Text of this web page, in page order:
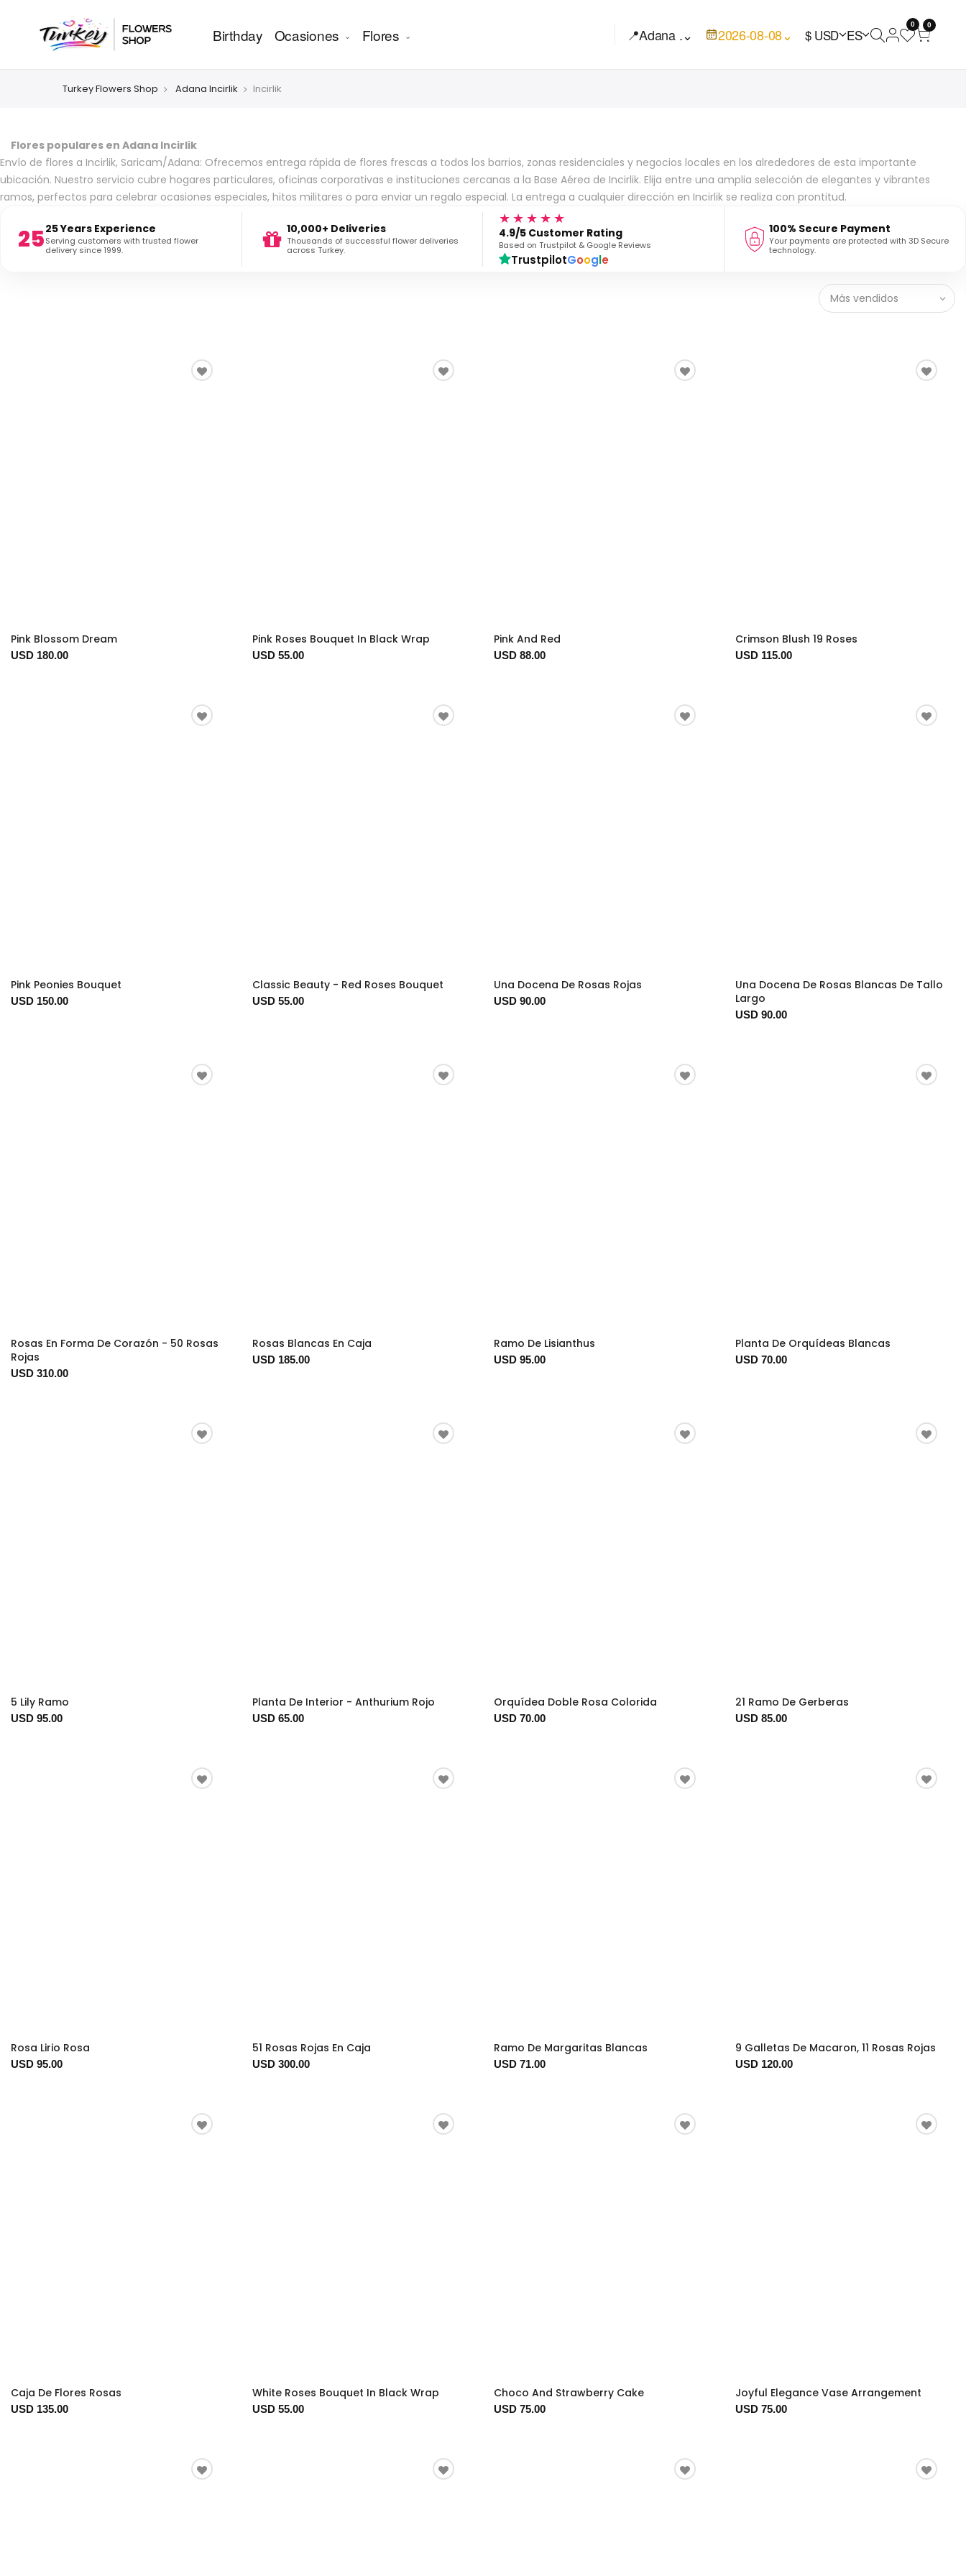
Birthday Ocasiones Flores 📍Adana .⌄ 2026-08-08⌄ $ USD ES
0 0
Turkey Flowers Shop Adana Incirlik Incirlik
Flores populares en Adana Incirlik
Envío de flores a Incirlik, Saricam/Adana: Ofrecemos entrega rápida de flores frescas a todos los barrios, zonas residenciales y negocios locales en los alrededores de esta importante
ubicación. Nuestro servicio cubre hogares particulares, oficinas corporativas e instituciones cercanas a la Base Aérea de Incirlik. Elija entre una amplia selección de elegantes y vibrantes
ramos, perfectos para celebrar ocasiones especiales, hitos militares o para enviar un regalo especial. La entrega a cualquier dirección en Incirlik se realiza con prontitud.
2525 Years Experience
Serving customers with trusted flower
delivery since 1999.
10,000+ Deliveries
Thousands of successful flower deliveries
across Turkey.
★★★★★
4.9/5 Customer Rating
Based on Trustpilot & Google Reviews
TrustpilotGoogle
100% Secure Payment
Your payments are protected with 3D Secure
technology.
Más vendidos
Pink Blossom Dream
USD 180.00
Pink Roses Bouquet In Black Wrap
USD 55.00
Pink And Red
USD 88.00
Crimson Blush 19 Roses
USD 115.00
Pink Peonies Bouquet
USD 150.00
Classic Beauty - Red Roses Bouquet
USD 55.00
Una Docena De Rosas Rojas
USD 90.00
Una Docena De Rosas Blancas De Tallo
Largo
USD 90.00
Rosas En Forma De Corazón - 50 Rosas
Rojas
USD 310.00
Rosas Blancas En Caja
USD 185.00
Ramo De Lisianthus
USD 95.00
Planta De Orquídeas Blancas
USD 70.00
5 Lily Ramo
USD 95.00
Planta De Interior - Anthurium Rojo
USD 65.00
Orquídea Doble Rosa Colorida
USD 70.00
21 Ramo De Gerberas
USD 85.00
Rosa Lirio Rosa
USD 95.00
51 Rosas Rojas En Caja
USD 300.00
Ramo De Margaritas Blancas
USD 71.00
9 Galletas De Macaron, 11 Rosas Rojas
USD 120.00
Caja De Flores Rosas
USD 135.00
White Roses Bouquet In Black Wrap
USD 55.00
Choco And Strawberry Cake
USD 75.00
Joyful Elegance Vase Arrangement
USD 75.00